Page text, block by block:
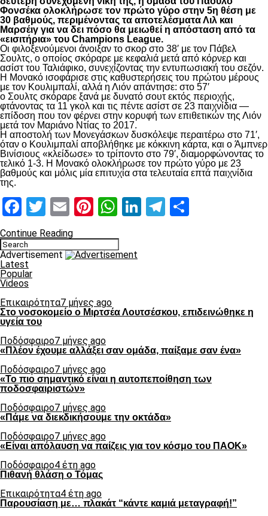
Φονσέκα ολοκλήρωσε τον πρώτο γύρο στην 5η θέση με
30 βαθμούς, περιμένοντας τα αποτελέσματα Λιλ και
Μαρσέιγ για να δει πόσο θα μειωθεί η απόσταση από τα
«εισιτήρια» του Champions League.
Οι φιλοξενούμενοι άνοιξαν το σκορ στο 38′ με τον Πάβελ
Σουλτς, ο οποίος σκόραρε με κεφαλιά μετά από κόρνερ και
ασίστ του Ταλιάφικο, συνεχίζοντας την εντυπωσιακή του σεζόν.
Η Μονακό ισοφάρισε στις καθυστερήσεις του πρώτου μέρους
με τον Κουλιμπαλί, αλλά η Λιόν απάντησε: στο 57′
ο Σουλτς σκόραρε ξανά με δυνατό σουτ εκτός περιοχής,
φτάνοντας τα 11 γκολ και τις πέντε ασίστ σε 23 παιχνίδια —
επίδοση που τον φέρνει στην κορυφή των επιθετικών της Λιόν
μετά τον Μαριάνο Ντίας το 2017.
Η αποστολή των Μονεγάσκων δυσκόλεψε περαιτέρω στο 71′,
όταν ο Κουλιμπαλί αποβλήθηκε με κόκκινη κάρτα, και ο Άμπνερ
Βινίσιους «κλείδωσε» το τρίποντο στο 79′, διαμορφώνοντας το
τελικό 1-3. Η Μονακό ολοκλήρωσε τον πρώτο γύρο με 23
βαθμούς και μόλις μία επιτυχία στα τελευταία επτά παιχνίδια
της.
Facebook
Twitter
EmailPinterest
WhatsApp
LinkedIn
Telegram
Continue Reading
Advertisement
Latest
Popular
Videos
Επικαιρότητα7 μήνες ago
Στο νοσοκομείο ο Μιρτσέα Λουτσέσκου, επιδεινώθηκε η
υγεία του
Ποδόσφαιρο7 μήνες ago
«Πλέον έχουμε αλλάξει σαν ομάδα, παίξαμε σαν ένα»
Ποδόσφαιρο7 μήνες ago
«Το πιο σημαντικό είναι η αυτοπεποίθηση των
ποδοσφαιριστών»
Ποδόσφαιρο7 μήνες ago
«Πάμε να διεκδικήσουμε την οκτάδα»
Ποδόσφαιρο7 μήνες ago
«Είναι απόλαυση να παίζεις για τον κόσμο του ΠΑΟΚ»
Ποδόσφαιρο4 έτη ago
Πιθανή θλάση ο Τόμας
Επικαιρότητα4 έτη ago
Παρουσίαση με… πλακάτ “κάντε καμιά μεταγραφή!”